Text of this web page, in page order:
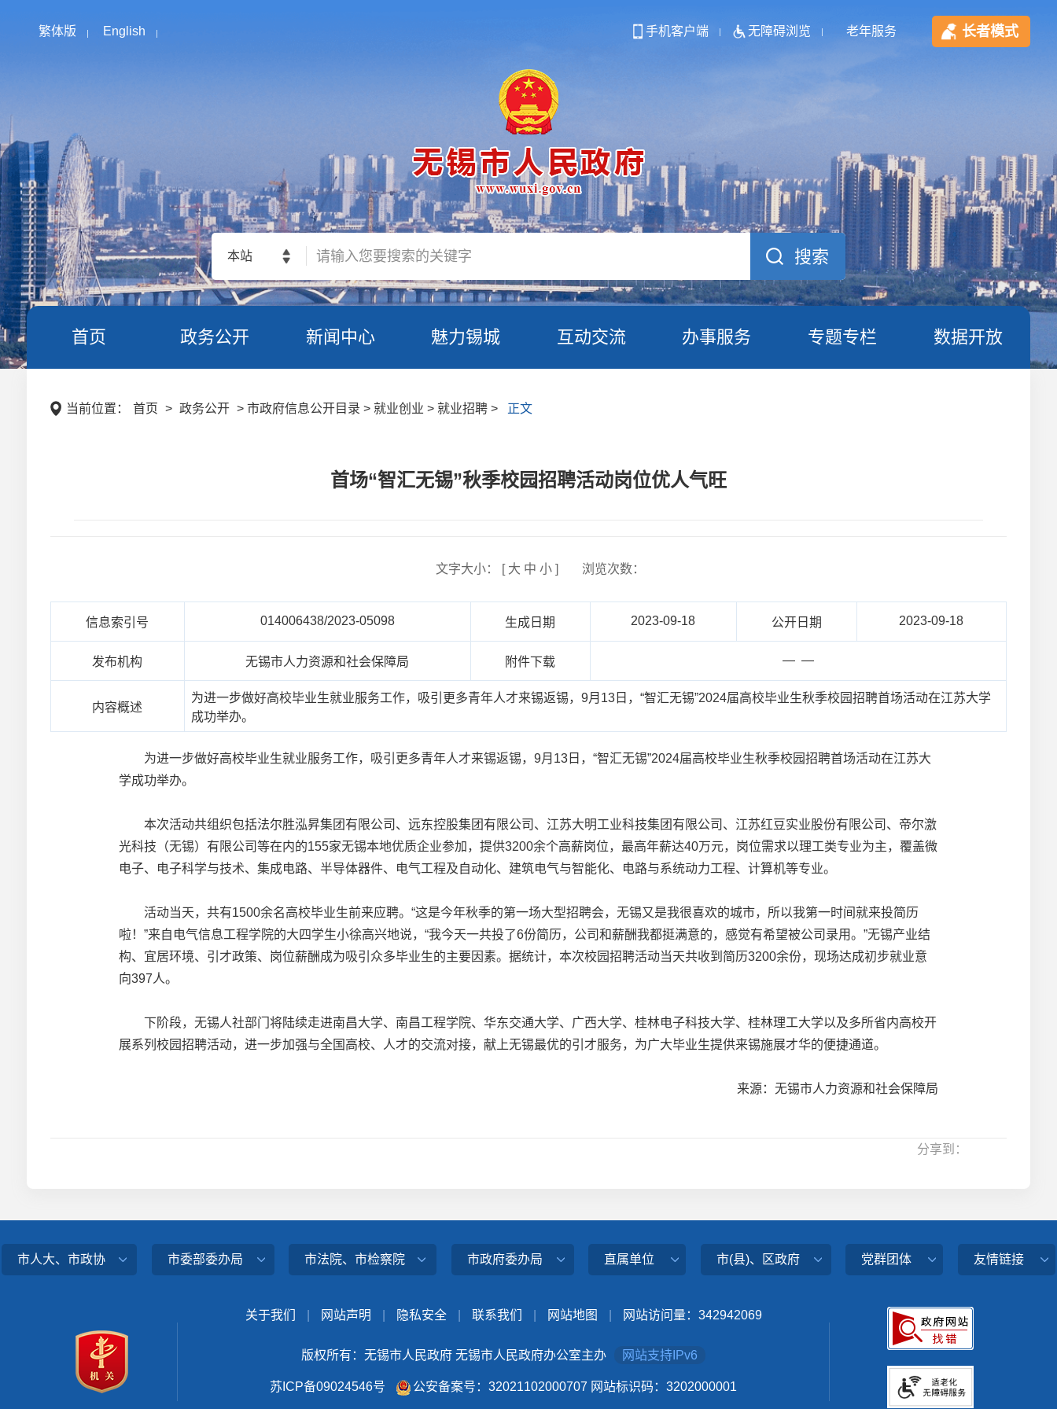
繁体版 English 手机客户端 无障碍浏览 老年服务 长者模式
本站
首页 政务公开 新闻中心 魅力锡城 互动交流 办事服务 专题专栏 数据开放
当前位置： 首页 > 政务公开 > 市政府信息公开目录 > 就业创业 > 就业招聘 > 正文
首场“智汇无锡”秋季校园招聘活动岗位优人气旺
文字大小： [ 大 中 小] 浏览次数：
信息索引号 014006438/2023-05098 生成日期 2023-09-18 公开日期 2023-09-18
发布机构 无锡市人力资源和社会保障局 附件下载 — —
内容概述
为进一步做好高校毕业生就业服务工作，吸引更多青年人才来锡返锡，9月13日，“智汇无锡”2024届高校毕业生秋季校园招聘首场活动在江苏大学
成功举办。
为进一步做好高校毕业生就业服务工作，吸引更多青年人才来锡返锡，9月13日，“智汇无锡”2024届高校毕业生秋季校园招聘首场活动在江苏大
学成功举办。
本次活动共组织包括法尔胜泓昇集团有限公司、远东控股集团有限公司、江苏大明工业科技集团有限公司、江苏红豆实业股份有限公司、帝尔激
光科技（无锡）有限公司等在内的155家无锡本地优质企业参加，提供3200余个高薪岗位，最高年薪达40万元，岗位需求以理工类专业为主，覆盖微
电子、电子科学与技术、集成电路、半导体器件、电气工程及自动化、建筑电气与智能化、电路与系统动力工程、计算机等专业。
活动当天，共有1500余名高校毕业生前来应聘。“这是今年秋季的第一场大型招聘会，无锡又是我很喜欢的城市，所以我第一时间就来投简历
啦！”来自电气信息工程学院的大四学生小徐高兴地说，“我今天一共投了6份简历，公司和薪酬我都挺满意的，感觉有希望被公司录用。”无锡产业结
构、宜居环境、引才政策、岗位薪酬成为吸引众多毕业生的主要因素。据统计，本次校园招聘活动当天共收到简历3200余份，现场达成初步就业意
向397人。
下阶段，无锡人社部门将陆续走进南昌大学、南昌工程学院、华东交通大学、广西大学、桂林电子科技大学、桂林理工大学以及多所省内高校开
展系列校园招聘活动，进一步加强与全国高校、人才的交流对接，献上无锡最优的引才服务，为广大毕业生提供来锡施展才华的便捷通道。
来源：无锡市人力资源和社会保障局
分享到：
市人大、市政协 市委部委办局 市法院、市检察院 市政府委办局 直属单位 市(县)、区政府 党群团体 友情链接
关于我们 网站声明 隐私安全 联系我们 网站地图 网站访问量： 342942069
版权所有：无锡市人民政府 无锡市人民政府办公室主办 网站支持IPv6
苏ICP备09024546号 公安备案号：32021102000707 网站标识码：3202000001